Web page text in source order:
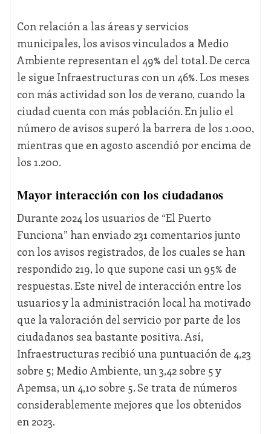
Con relación a las áreas y servicios
municipales, los avisos vinculados a Medio
Ambiente representan el 49% del total. De cerca
le sigue Infraestructuras con un 46%. Los meses
con más actividad son los de verano, cuando la
ciudad cuenta con más población. En julio el
número de avisos superó la barrera de los 1.000,
mientras que en agosto ascendió por encima de
los 1.200.
Mayor interacción con los ciudadanos
Durante 2024 los usuarios de “El Puerto
Funciona” han enviado 231 comentarios junto
con los avisos registrados, de los cuales se han
respondido 219, lo que supone casi un 95% de
respuestas. Este nivel de interacción entre los
usuarios y la administración local ha motivado
que la valoración del servicio por parte de los
ciudadanos sea bastante positiva. Así,
Infraestructuras recibió una puntuación de 4,23
sobre 5; Medio Ambiente, un 3,42 sobre 5 y
Apemsa, un 4,10 sobre 5. Se trata de números
considerablemente mejores que los obtenidos
en 2023.